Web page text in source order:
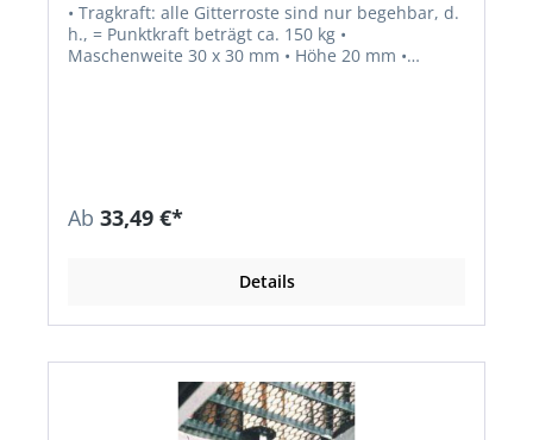
• Tragkraft: alle Gitterroste sind nur begehbar, d.
h., = Punktkraft beträgt ca. 150 kg •
Maschenweite 30 x 30 mm • Höhe 20 mm •
Ab 33,49 €*
Details